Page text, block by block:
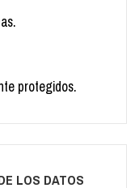
protegidos.
LOS DATOS